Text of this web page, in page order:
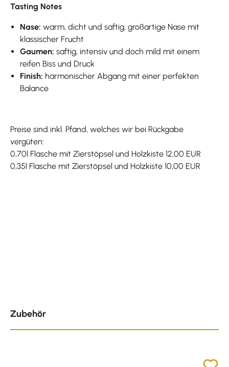
Tasting Notes
Nase: warm, dicht und saftig, großartige Nase mit
klassischer Frucht
Gaumen:saftig, intensiv und doch mild mit einem
reifen Biss und Druck
Finish: harmonischer Abgang mit einer perfekten
Balance
Preise sind inkl. Pfand, welches wir bei Rückgabe
vergüten:
0,70l Flasche mit Zierstöpsel und Holzkiste 12,00 EUR
0,35l Flasche mit Zierstöpsel und Holzkiste 10,00 EUR
Zubehör